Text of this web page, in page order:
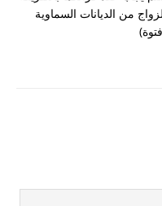
من الديانات السماوية